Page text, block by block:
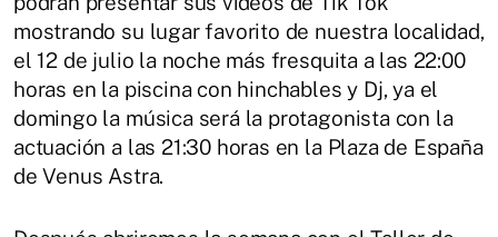
mostrando su lugar favorito de nuestra localidad,
el 12 de julio la noche más fresquita a las 22:00
horas en la piscina con hinchables y Dj, ya el
domingo la música será la protagonista con la
actuación a las 21:30 horas en la Plaza de España
de Venus Astra.